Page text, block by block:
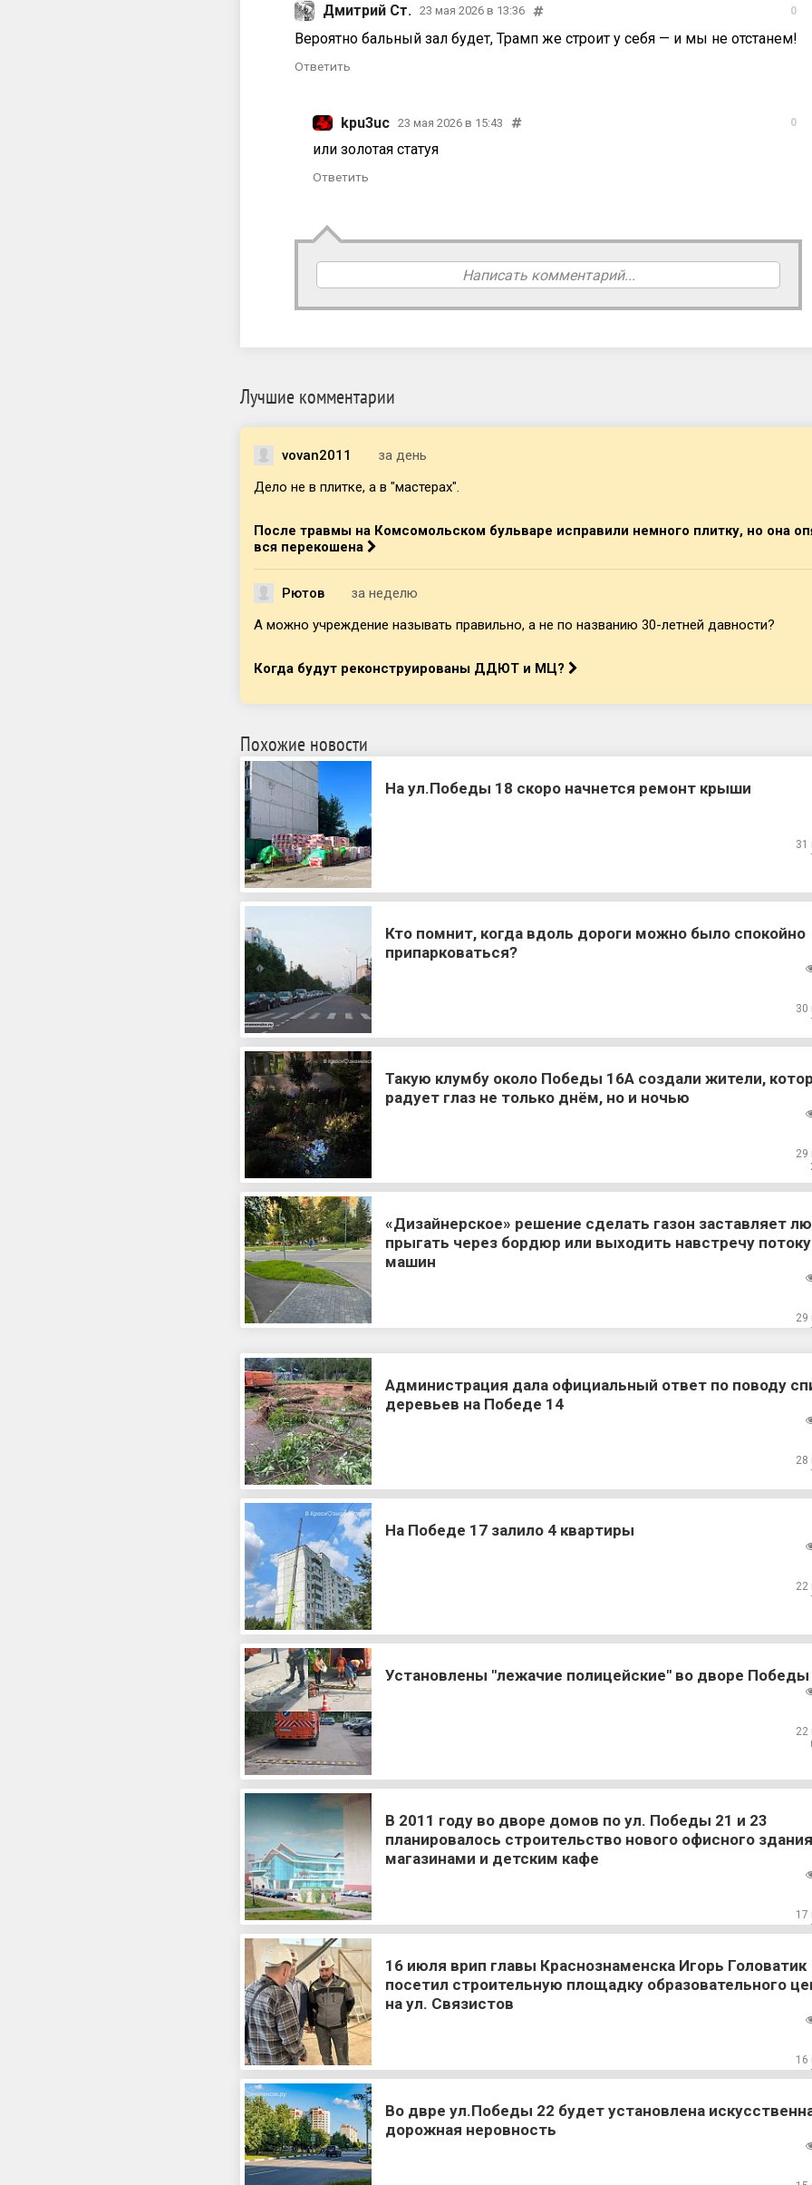
Дмитрий Ст. 23 мая 2026 в 13:36 0
Вероятно бальный зал будет, Трамп же строит у себя — и мы не отстанем!
Ответить
kpu3uc 23 мая 2026 в 15:43 0
или золотая статуя
Ответить
Написать комментарий...
Лучшие комментарии
vovan2011 за день
Дело не в плитке, а в "мастерах".
После травмы на Комсомольском бульваре исправили немного плитку, но она
вся перекошена
Рютов за неделю
А можно учреждение называть правильно, а не по названию 30-летней давности?
Когда будут реконструированы ДДЮТ и МЦ?
Похожие новости
На ул.Победы 18 скоро начнется ремонт крыши
31
Кто помнит, когда вдоль дороги можно было спокойно
припарковаться?
30
Такую клумбу около Победы 16А создали жители,
радует глаз не только днём, но и ночью
29
«Дизайнерское» решение сделать газон заставляет
прыгать через бордюр или выходить навстречу потоку
машин
29
Администрация дала официальный ответ по поводу
деревьев на Победе 14
28
На Победе 17 залило 4 квартиры
22
Установлены "лежачие полицейские" во дворе Победы
22
В 2011 году во дворе домов по ул. Победы 21 и 23
планировалось строительство нового офисного
магазинами и детским кафе
17
16 июля врип главы Краснознаменска Игорь Головатик
посетил строительную площадку образовательного
на ул. Связистов
16
Во двре ул.Победы 22 будет установлена
дорожная неровность